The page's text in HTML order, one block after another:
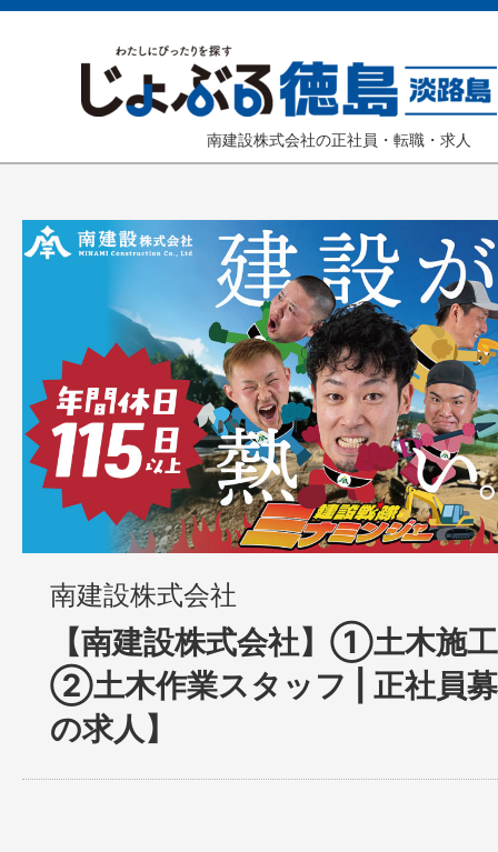
南建設株式会社の正社員・転職・求人
南建設株式会社
【南建設株式会社】①土木施
②土木作業スタッフ | 正社員
の求人】